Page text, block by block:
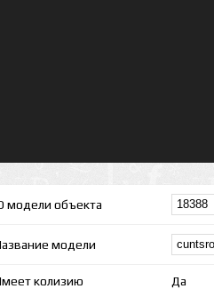
модели объекта
модели
колизию Да